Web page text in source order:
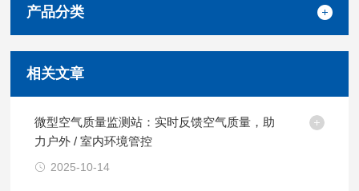
产品分类
相关文章
微型空气质量监测站：实时反馈空气质量，助
力户外 / 室内环境管控
2025-10-14